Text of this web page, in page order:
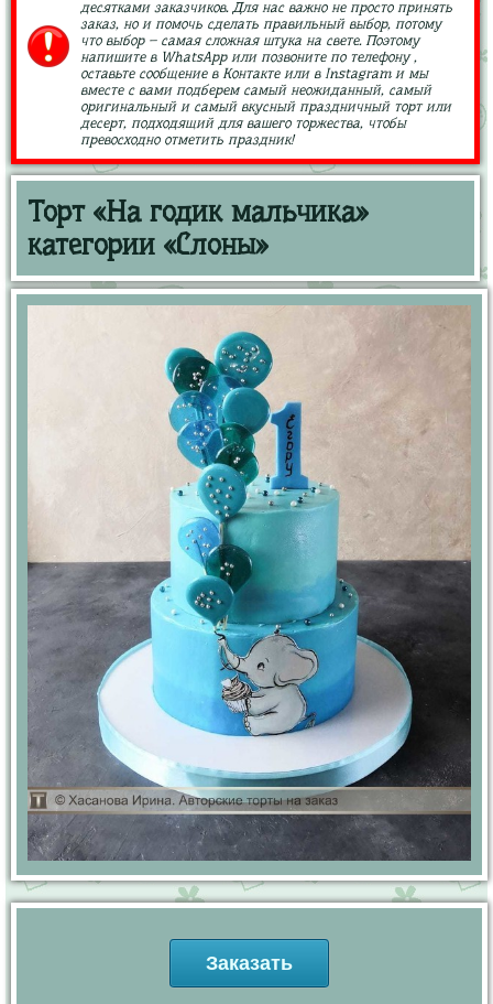
десятками заказчиков. Для нас важно не просто принять
заказ, но и помочь сделать правильный выбор, потому
что выбор – самая сложная штука на свете. Поэтому
напишите в WhatsApp или позвоните по телефону ,
оставьте сообщение в Контакте или в Instagram и мы
вместе с вами подберем самый неожиданный, самый
оригинальный и самый вкусный праздничный торт или
десерт, подходящий для вашего торжества, чтобы
превосходно отметить праздник!
Торт «На годик мальчика»
категории «Слоны»
Заказать